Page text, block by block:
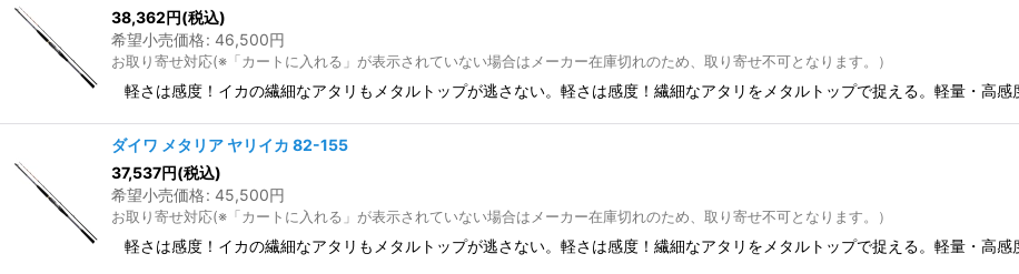
38,362円(税込)
希望小売価格: 46,500円
お取り寄せ対応(※「カートに入れる」が表示されていない場合はメーカー在庫切れのため、取り寄せ不可となります。）
軽さは感度！イカの繊細なアタリもメタルトップが逃さない。軽さは感度！繊細なアタリをメタルトップで捉える。軽量・高
ダイワ メタリア ヤリイカ 82-155
37,537円(税込)
希望小売価格: 45,500円
お取り寄せ対応(※「カートに入れる」が表示されていない場合はメーカー在庫切れのため、取り寄せ不可となります。）
軽さは感度！イカの繊細なアタリもメタルトップが逃さない。軽さは感度！繊細なアタリをメタルトップで捉える。軽量・高